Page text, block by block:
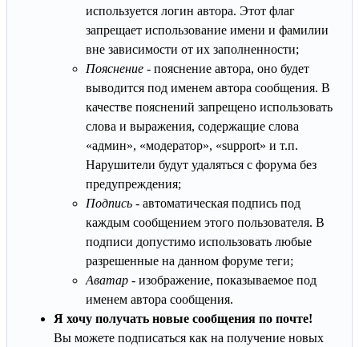
используется логин автора. Этот флаг
запрещает использование имени и фамилии
вне зависимости от их заполненности;
Пояснение- пояснение автора, оно будет
выводится под именем автора сообщения. В
качестве пояснений запрещено использовать
слова и выражения, содержащие слова
«админ», «модератор», «support» и т.п.
Нарушители будут удаляться с форума без
предупреждения;
Подпись- автоматическая подпись под
каждым сообщением этого пользователя. В
подписи допустимо использовать любые
разрешенные на данном форуме теги;
Аватар- изображение, показываемое под
именем автора сообщения.
Я хочу получать новые сообщения по почте!
Вы можете подписаться как на получение новых